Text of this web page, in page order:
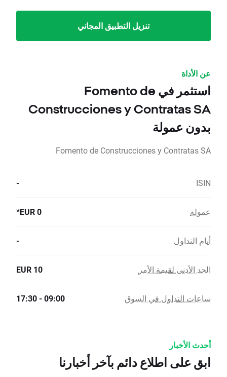
تنزيل التطبيق المجاني
عن الأداة
استثمر في Fomento de
Construcciones y Contratas SA
بدون عمولة
Fomento de Construcciones y Contratas SA
ISIN
-
عمولة 0 EUR*
أيام التداول -
الحد الأدنى لقيمة الأمر 10 EUR
ساعات التداول في السوق 09:00 - 17:30
أحدث الأخبار
ابق على اطلاع دائم بآخر أخبارنا